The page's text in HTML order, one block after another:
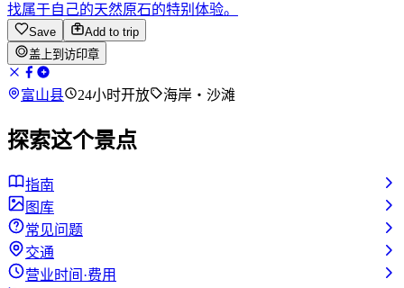
找属于自己的天然原石的特别体验。
Save
Add to trip
盖上到访印章
富山县 24小时开放 海岸・沙滩
探索这个景点
指南
图库
常见问题
交通
营业时间·费用